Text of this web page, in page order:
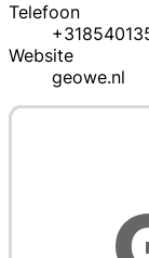
Telefoon
Website
geowe.nl